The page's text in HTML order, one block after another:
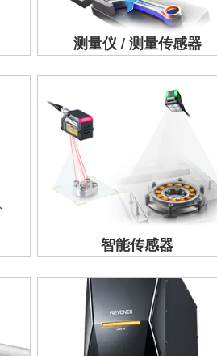
测量仪 / 测量传感器
智能传感器